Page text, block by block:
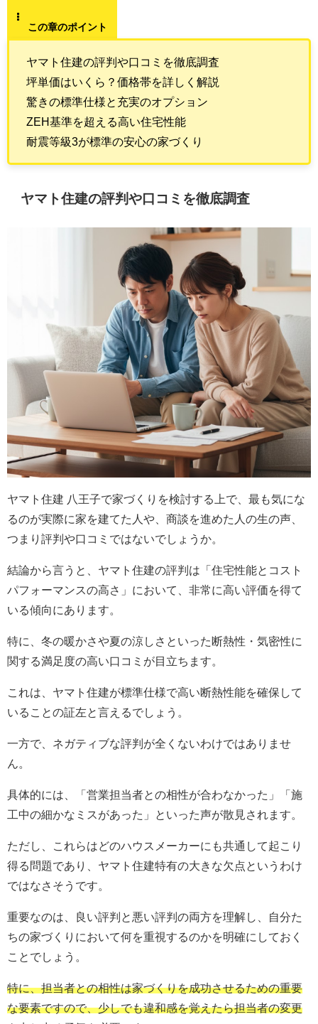
この章のポイント
ヤマト住建の評判や口コミを徹底調査
坪単価はいくら？価格帯を詳しく解説
驚きの標準仕様と充実のオプション
ZEH基準を超える高い住宅性能
耐震等級3が標準の安心の家づくり
ヤマト住建の評判や口コミを徹底調査
ヤマト住建 八王子で家づくりを検討する上で、最も気にな
るのが実際に家を建てた人や、商談を進めた人の生の声、
つまり評判や口コミではないでしょうか。
結論から言うと、ヤマト住建の評判は「住宅性能とコスト
パフォーマンスの高さ」において、非常に高い評価を得て
いる傾向にあります。
特に、冬の暖かさや夏の涼しさといった断熱性・気密性に
関する満足度の高い口コミが目立ちます。
これは、ヤマト住建が標準仕様で高い断熱性能を確保して
いることの証左と言えるでしょう。
一方で、ネガティブな評判が全くないわけではありませ
ん。
具体的には、「営業担当者との相性が合わなかった」「施
工中の細かなミスがあった」といった声が散見されます。
ただし、これらはどのハウスメーカーにも共通して起こり
得る問題であり、ヤマト住建特有の大きな欠点というわけ
ではなさそうです。
重要なのは、良い評判と悪い評判の両方を理解し、自分た
ちの家づくりにおいて何を重視するのかを明確にしておく
ことでしょう。
特に、担当者との相性は家づくりを成功させるための重要
な要素ですので、少しでも違和感を覚えたら担当者の変更